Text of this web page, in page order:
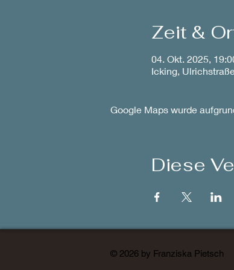
Zeit &
04. Okt. 2025,
Icking,
Google Maps wurde
Diese
© 2026 by Franziska Pietsch